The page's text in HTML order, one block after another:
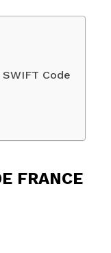
SWIFT Code
FRANCE